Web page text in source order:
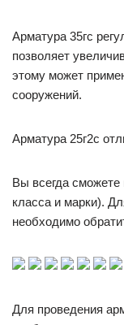
Арматура 35гс
позволяет
этому может
сооружений.
Арматура 25г2с
Вы всегда
класса и марки).
необходимо
Для проведения